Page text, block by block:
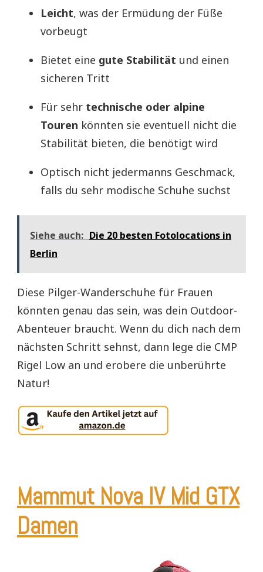
Leicht, was der Ermüdung der Füße
vorbeugt
Bietet eine gute Stabilität und einen
sicheren Tritt
Für sehr technische oder alpine
Touren könnten sie eventuell nicht die
Stabilität bieten, die benötigt wird
Optisch nicht jedermanns Geschmack,
falls du sehr modische Schuhe suchst
Siehe auch: Die 20 besten Fotolocations in
Berlin
Diese Pilger-Wanderschuhe für Frauen
könnten genau das sein, was dein Outdoor-
Abenteuer braucht. Wenn du dich nach dem
nächsten Schritt sehnst, dann lege die CMP
Rigel Low an und erobere die unberührte
Natur!
Mammut Nova IV Mid GTX
Damen